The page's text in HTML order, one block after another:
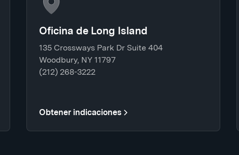
Oficina de Long Island
135 Crossways Park Dr Suite 404
Woodbury, NY 11797
(212) 268-3222
Obtener indicaciones